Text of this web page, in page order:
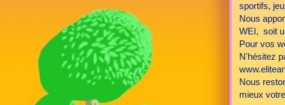
sportifs,
Nous
WEI, soit
Pour vos
N'hésitez
Nous
mieux